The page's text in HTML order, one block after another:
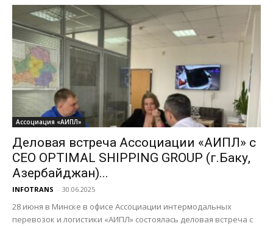
Ассоциация «АИПЛ»
Деловая встреча Ассоциации «АИПЛ» с
СЕО OPTIMAL SHIPPING GROUP (г.Баку,
Азербайджан)...
INFOTRANS - 30.06.2025
28 июня в Минске в офисе Ассоциации интермодальных
перевозок и логистики «АИПЛ» состоялась деловая встреча с